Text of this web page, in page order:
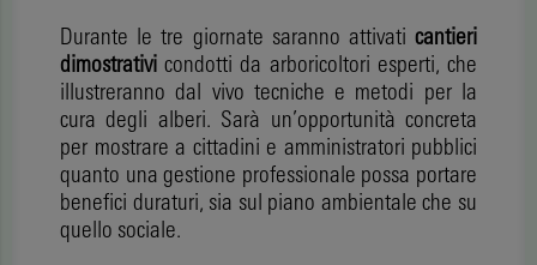
Durante le tre giornate saranno attivati cantieri
dimostrativi condotti da arboricoltori esperti, che
illustreranno dal vivo tecniche e metodi per la
cura degli alberi. Sarà un’opportunità concreta
per mostrare a cittadini e amministratori pubblici
quanto una gestione professionale possa portare
benefici duraturi, sia sul piano ambientale che su
quello sociale.